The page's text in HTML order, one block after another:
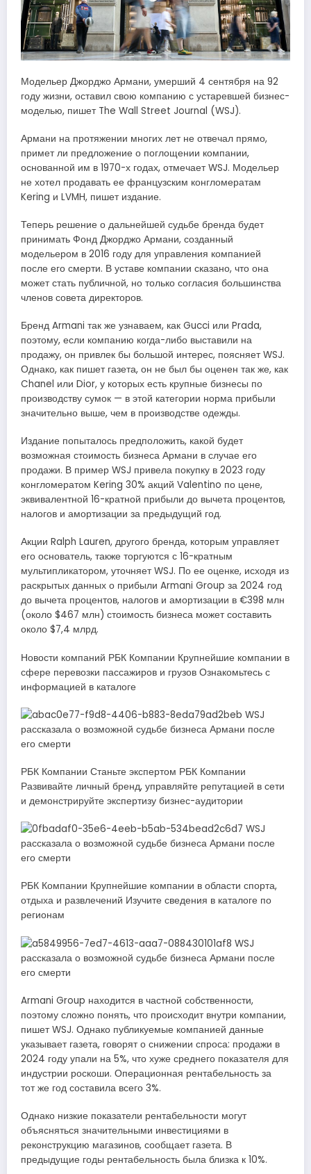
Модельер Джорджо Армани, умерший 4 сентября на 92
году жизни, оставил свою компанию с устаревшей бизнес-
моделью, пишет The Wall Street Journal (WSJ).
Армани на протяжении многих лет не отвечал прямо,
примет ли предложение о поглощении компании,
основанной им в 1970-х годах, отмечает WSJ. Модельер
не хотел продавать ее французским конгломератам
Kering и LVMH, пишет издание.
Теперь решение о дальнейшей судьбе бренда будет
принимать Фонд Джорджо Армани, созданный
модельером в 2016 году для управления компанией
после его смерти. В уставе компании сказано, что она
может стать публичной, но только согласия большинства
членов совета директоров.
Бренд Armani так же узнаваем, как Gucci или Prada,
поэтому, если компанию когда-либо выставили на
продажу, он привлек бы большой интерес, поясняет WSJ.
Однако, как пишет газета, он не был бы оценен так же, как
Chanel или Dior, у которых есть крупные бизнесы по
производству сумок — в этой категории норма прибыли
значительно выше, чем в производстве одежды.
Издание попыталось предположить, какой будет
возможная стоимость бизнеса Армани в случае его
продажи. В пример WSJ привела покупку в 2023 году
конгломератом Kering 30% акций Valentino по цене,
эквивалентной 16-кратной прибыли до вычета процентов,
налогов и амортизации за предыдущий год.
Акции Ralph Lauren, другого бренда, которым управляет
его основатель, также торгуются с 16-кратным
мультипликатором, уточняет WSJ. По ее оценке, исходя из
раскрытых данных о прибыли Armani Group за 2024 год
до вычета процентов, налогов и амортизации в €398 млн
(около $467 млн) стоимость бизнеса может составить
около $7,4 млрд.
Новости компаний РБК Компании Крупнейшие компании в
сфере перевозки пассажиров и грузов Ознакомьтесь с
информацией в каталоге
РБК Компании Станьте экспертом РБК Компании
Развивайте личный бренд, управляйте репутацией в сети
и демонстрируйте экспертизу бизнес-аудитории
РБК Компании Крупнейшие компании в области спорта,
отдыха и развлечений Изучите сведения в каталоге по
регионам
Armani Group находится в частной собственности,
поэтому сложно понять, что происходит внутри компании,
пишет WSJ. Однако публикуемые компанией данные
указывает газета, говорят о снижении спроса: продажи в
2024 году упали на 5%, что хуже среднего показателя для
индустрии роскоши. Операционная рентабельность за
тот же год составила всего 3%.
Однако низкие показатели рентабельности могут
объясняться значительными инвестициями в
реконструкцию магазинов, сообщает газета. В
предыдущие годы рентабельность была близка к 10%.